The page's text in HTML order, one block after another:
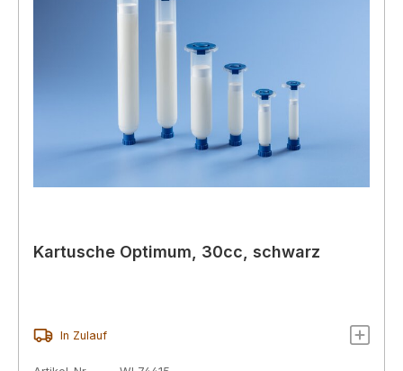
Kartusche Optimum, 30cc, schwarz
In Zulauf